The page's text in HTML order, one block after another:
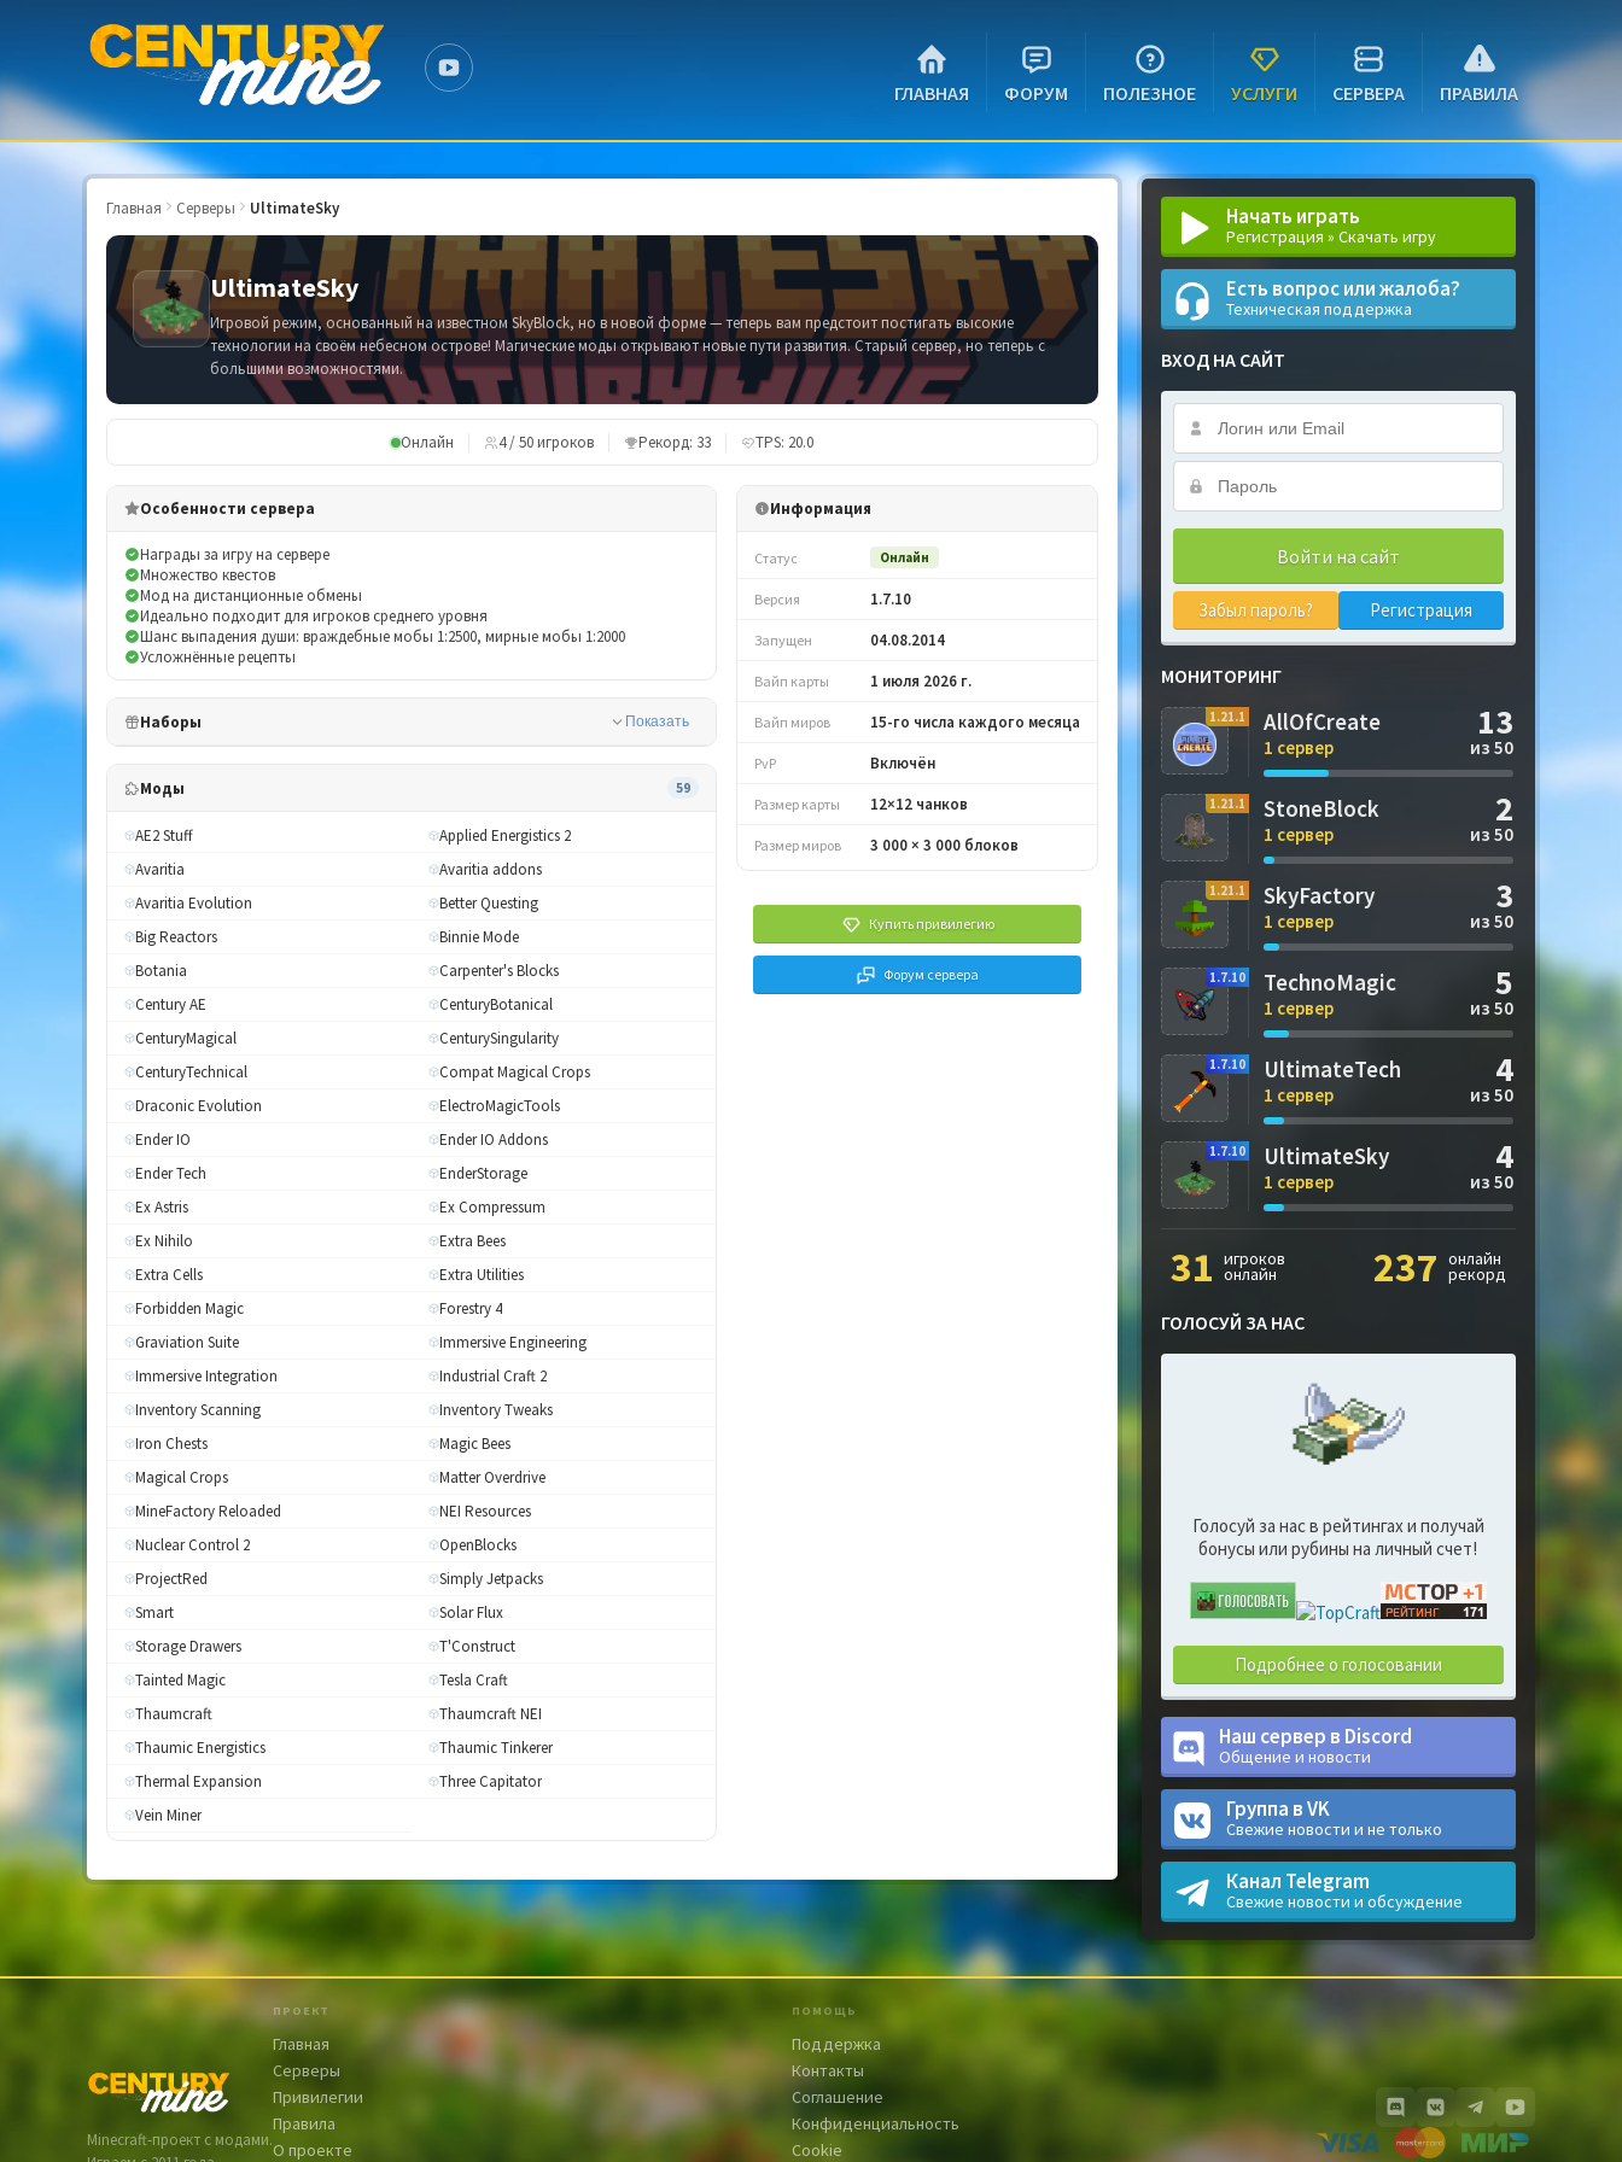
ГЛАВНАЯ ФОРУМ ПОЛЕЗНОЕ УСЛУГИ СЕРВЕРА ПРАВИЛА
Начать играть
Регистрация » Скачать игру
Есть вопрос или жалоба?
Техническая поддержка
ВХОД НА САЙТ
Войти на сайт
Забыл пароль? Регистрация
МОНИТОРИНГ
1.21.1 AllOfCreate
1 сервер
13
из 50
1.21.1 StoneBlock
1 сервер
2
из 50
1.21.1 SkyFactory
1 сервер
3
из 50
1.7.10 TechnoMagic
1 сервер
5
из 50
1.7.10 UltimateTech
1 сервер
4
из 50
1.7.10 UltimateSky
1 сервер
4
из 50
237 онлайн
рекорд
31 игроков
онлайн
ГОЛОСУЙ ЗА НАС
Голосуй за нас в рейтингах и получай
бонусы или рубины на личный счет!
Подробнее о голосовании
Наш сервер в Discord
Общение и новости
Группа в VK
Свежие новости и не только
Канал Telegram
Свежие новости и обсуждение
Главная Серверы UltimateSky
UltimateSky
Игровой режим, основанный на известном SkyBlock, но в новой форме — теперь вам предстоит постигать высокие
технологии на своём небесном острове! Магические моды открывают новые пути развития. Старый сервер, но теперь с
большими возможностями.
Онлайн 4 / 50 игроков Рекорд: 33 TPS: 20.0
Особенности сервера
Награды за игру на сервере
Множество квестов
Мод на дистанционные обмены
Идеально подходит для игроков среднего уровня
Шанс выпадения души: враждебные мобы 1:2500, мирные мобы 1:2000
Усложнённые рецепты
Наборы Показать
Моды 59
AE2 Stuff
Applied Energistics 2
Avaritia
Avaritia addons
Avaritia Evolution
Better Questing
Big Reactors
Binnie Mode
Botania
Carpenter's Blocks
Century AE
CenturyBotanical
CenturyMagical
CenturySingularity
CenturyTechnical
Compat Magical Crops
Draconic Evolution
ElectroMagicTools
Ender IO
Ender IO Addons
Ender Tech
EnderStorage
Ex Astris
Ex Compressum
Ex Nihilo
Extra Bees
Extra Cells
Extra Utilities
Forbidden Magic
Forestry 4
Graviation Suite
Immersive Engineering
Immersive Integration
Industrial Craft 2
Inventory Scanning
Inventory Tweaks
Iron Chests
Magic Bees
Magical Crops
Matter Overdrive
MineFactory Reloaded
NEI Resources
Nuclear Control 2
OpenBlocks
ProjectRed
Simply Jetpacks
Smart
Solar Flux
Storage Drawers
T'Construct
Tainted Magiс
Tesla Craft
Thaumcraft
Thaumcraft NEI
Thaumic Energistics
Thaumic Tinkerer
Thermal Expansion
Three Capitator
Vein Miner
Информация
Статус Онлайн
Версия 1.7.10
Запущен 04.08.2014
Вайп карты 1 июля 2026 г.
Вайп миров 15-го числа каждого месяца
PvP Включён
Размер карты 12×12 чанков
Размер миров 3 000 × 3 000 блоков
Купить привилегию
Форум сервера
Minecraft-проект с модами.
ПРОЕКТ
Главная
Серверы
Привилегии
Правила
О проекте
ПОМОЩЬ
Поддержка
Контакты
Соглашение
Конфиденциальность
Cookie